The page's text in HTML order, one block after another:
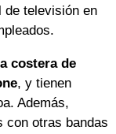
de televisión en
costera de
, y tienen
Además,
con otras bandas